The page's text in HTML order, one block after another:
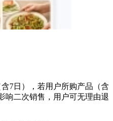
7日），若用户所购产品（含
响二次销售，用户可无理由退